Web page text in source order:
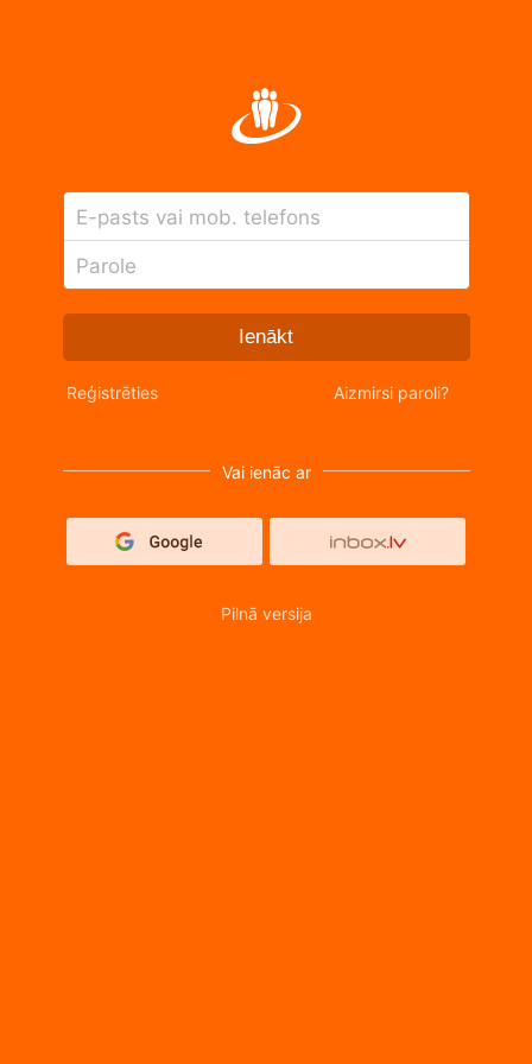
E-pasts vai mob. telefons
Parole
Ienākt
Reģistrēties Aizmirsi paroli?
Vai ienāc ar
Pilnā versija